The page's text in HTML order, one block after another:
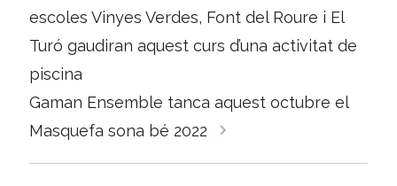
per
entrades
escoles Vinyes Verdes, Font del Roure i El
Turó gaudiran aquest curs d’una activitat de
piscina
Gaman Ensemble tanca aquest octubre el
Masquefa sona bé 2022